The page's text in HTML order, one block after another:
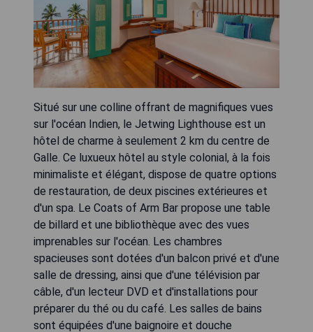
Situé sur une colline offrant de magnifiques vues
sur l'océan Indien, le Jetwing Lighthouse est un
hôtel de charme à seulement 2 km du centre de
Galle. Ce luxueux hôtel au style colonial, à la fois
minimaliste et élégant, dispose de quatre options
de restauration, de deux piscines extérieures et
d'un spa. Le Coats of Arm Bar propose une table
de billard et une bibliothèque avec des vues
imprenables sur l'océan. Les chambres
spacieuses sont dotées d'un balcon privé et d'une
salle de dressing, ainsi que d'une télévision par
câble, d'un lecteur DVD et d'installations pour
préparer du thé ou du café. Les salles de bains
sont équipées d'une baignoire et douche